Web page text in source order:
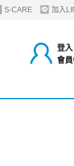
S-CARE 加入
登入
會